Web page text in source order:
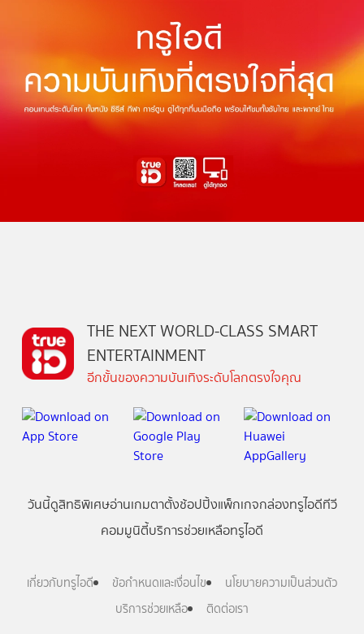
THE NEXT WORLD-CLASS SMART
ENTERTAINMENT
อีกขั้นของความบันเทิงระดับโลกตรงใจคุณ
วันนี้ดูสิทธิพิเศษอ่านเกมตาตั้งช้อปปิ้งแพ็กเกจกล่องทรูไอดีทีวี
คอมมูนิตี้บริการช่วยเหลือทรูไอดี
เกี่ยวกับทรูไอดี ข้อกำหนดและเงื่อนไข
นโยบายความเป็นส่วนตัว
บริการช่วยเหลือ
ติดต่อเรา